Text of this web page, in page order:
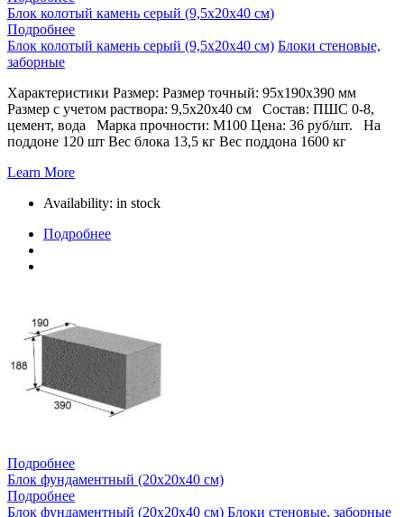
Блок колотый камень серый (9,5х20х40 см)
Подробнее
Блок колотый камень серый (9,5х20х40 см) Блоки стеновые,
заборные
Характеристики Размер: Размер точный: 95х190х390 мм
Размер с учетом раствора: 9,5х20х40 см Состав: ПШС 0-8,
цемент, вода Марка прочности: М100 Цена: 36 руб/шт. На
поддоне 120 шт Вес блока 13,5 кг Вес поддона 1600 кг
Learn More
Availability: in stock
Подробнее
Подробнее
Блок фундаментный (20х20х40 см)
Подробнее
Блок фундаментный (20х20х40 см) Блоки стеновые, заборные